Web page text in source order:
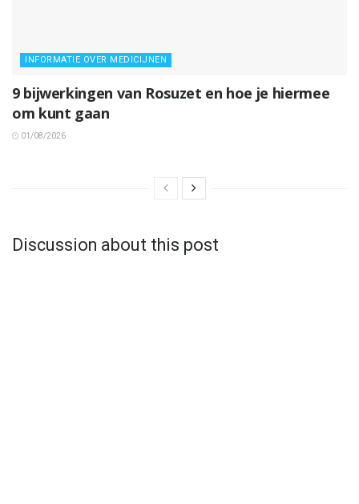
INFORMATIE OVER MEDICIJNEN
9 bijwerkingen van Rosuzet en hoe je hiermee
om kunt gaan
01/08/2026
Discussion about this post